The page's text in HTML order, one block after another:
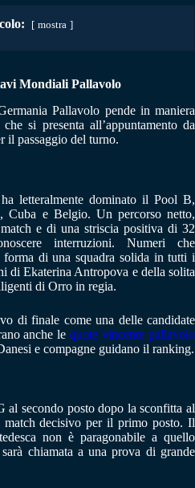
mostra
Mondiali Pallavolo
Pallavolo pende in maniera
si presenta all’appuntamento da
il passaggio del turno.
letteralmente dominato il Pool B,
Cuba e Belgio. Un percorso netto,
e di una striscia positiva di 32
interruzioni. Numeri che
forma di una squadra solida in tutti i
di Ekaterina Antropova e della solita
di Orro in regia.
di finale come una delle candidate
anche lequote vincente pallavolo
e compagne guidano il ranking.
secondo posto dopo la sconfitta al
decisivo per il primo posto. Il
non è paragonabile a quello
chiamata a una prova di grande